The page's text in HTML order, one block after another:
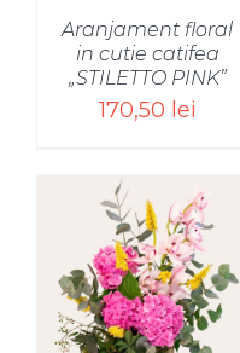
Aranjament floral
in cutie catifea
„STILETTO PINK”
170,50 lei
SELECT OPTIONS
/